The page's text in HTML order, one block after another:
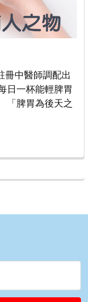
冊中醫師調配出
日一杯能輕脾胃
「脾胃為後天之